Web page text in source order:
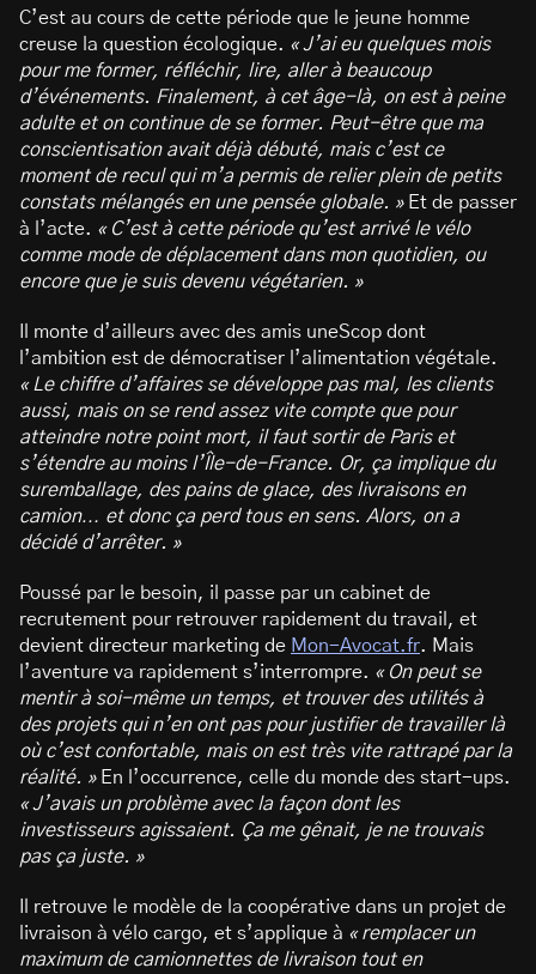
C’est au cours de cette période que le jeune homme
creuse la question écologique. « J’ai eu quelques mois
pour me former, réfléchir, lire, aller à beaucoup
d’événements. Finalement, à cet âge-là, on est à peine
adulte et on continue de se former. Peut-être que ma
conscientisation avait déjà débuté, mais c’est ce
moment de recul qui m’a permis de relier plein de petits
constats mélangés en une pensée globale. »Et de passer
à l’acte. « C’est à cette période qu’est arrivé le vélo
comme mode de déplacement dans mon quotidien, ou
encore que je suis devenu végétarien. »
Il monte d’ailleurs avec des amis uneScop dont
l’ambition est de démocratiser l’alimentation végétale.
« Le chiffre d’affaires se développe pas mal, les clients
aussi, mais on se rend assez vite compte que pour
atteindre notre point mort, il faut sortir de Paris et
s’étendre au moins l’Île-de-France. Or, ça implique du
suremballage, des pains de glace, des livraisons en
camion… et donc ça perd tous en sens. Alors, on a
décidé d’arrêter. »
Poussé par le besoin, il passe par un cabinet de
recrutement pour retrouver rapidement du travail, et
devient directeur marketing de Mon-Avocat.fr. Mais
l’aventure va rapidement s’interrompre. « On peut se
mentir à soi-même un temps, et trouver des utilités à
des projets qui n’en ont pas pour justifier de travailler là
où c’est confortable, mais on est très vite rattrapé par la
réalité. »En l’occurrence, celle du monde des start-ups.
« J’avais un problème avec la façon dont les
investisseurs agissaient. Ça me gênait, je ne trouvais
pas ça juste. »
Il retrouve le modèle de la coopérative dans un projet de
livraison à vélo cargo, et s’applique à « remplacer un
maximum de camionnettes de livraison tout en